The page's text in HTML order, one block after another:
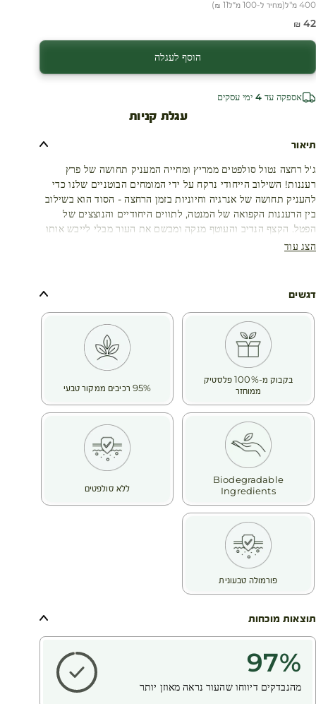
עגלת קניות
400 מ"ל (מחיר ל-100 מ״ל 11 ₪
)
מחיר מבצע
42 ₪
הוסף לעגלה
אספקה עד 4 ימי עסקים
תיאור
ג'ל רחצה נטול סולפטים ממריץ ומחייה המעניק תחושה של פרץ
רעננות! השילוב הייחודי נרקח על ידי המומחים הבוטניים שלנו כדי
להעניק תחושה של אנרגיה וחיוניות בזמן הרחצה - הסוד הוא בשילוב
בין הרעננות הקפואה של המנטה, לתווים היחודיים והנוצצים של
הפטל. הקצף הנדיב והעוטף מנקה ומבשם את העור מבלי לייבש אותו
הצג עוד
דגשים
בקבוק מ-100% פלסטיק
ממוחזר
95% רכיבים ממקור טבעי
Biodegradable
Ingredients
ללא סולפטים
פורמולה טבעונית
תוצאות מוכחות
97%
מהנבדקים דיווחו שהעור נראה מאוזן יותר